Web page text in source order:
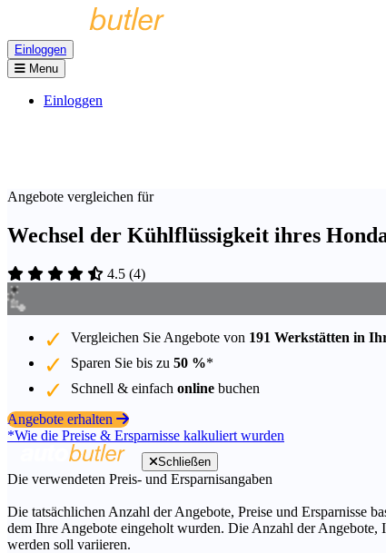
Einloggen
Menu
Einloggen
Angebote vergleichen für
Wechsel der Kühlflüssigkeit ihres
4.5 (4)
Vergleichen Sie Angebote von 191 Werkstätten in
Sparen Sie bis zu 50 %*
Schnell & einfach online buchen
Angebote erhalten
*Wie die Preise & Ersparnisse kalkuliert wurden
Schließen
Die verwendeten Preis- und Ersparnisangaben
Die tatsächlichen Anzahl der Angebote, Preise und Ersparnisse
dem Ihre Angebote eingeholt wurden. Die Anzahl der
werden soll variieren.